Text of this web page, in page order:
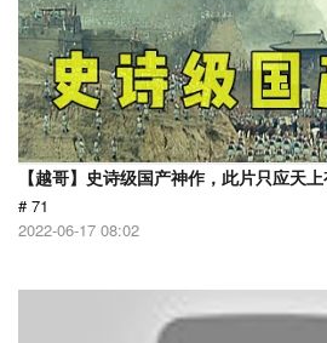
【越哥】史诗级国产神作，此片只应天
# 71
2022-06-17 08:02